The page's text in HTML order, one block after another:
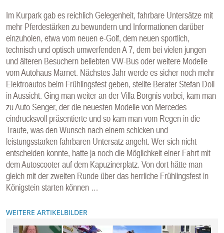
Im Kurpark gab es reichlich Gelegenheit, fahrbare Untersätze mit
mehr Pferdestärken zu bewundern und Informationen darüber
einzuholen, etwa vom neuen e-Golf, dem neuen sportlich,
technisch und optisch umwerfenden A 7, dem bei vielen jungen
und älteren Besuchern beliebten VW-Bus oder weitere Modelle
vom Autohaus Marnet. Nächstes Jahr werde es sicher noch mehr
Elektroautos beim Frühlingsfest geben, stellte Berater Stefan Doll
in Aussicht. Ging man weiter an der Villa Borgnis vorbei, kam man
zu Auto Senger, der die neuesten Modelle von Mercedes
eindrucksvoll präsentierte und so kam man vom Regen in die
Traufe, was den Wunsch nach einem schicken und
leistungsstarken fahrbaren Untersatz angeht. Wer sich nicht
entscheiden konnte, hatte ja noch die Möglichkeit einer Fahrt mit
dem Autoscooter auf dem Kapuzinerplatz. Von dort hätte man
gleich mit der zweiten Runde über das herrliche Frühlingsfest in
Königstein starten können …
WEITERE ARTIKELBILDER